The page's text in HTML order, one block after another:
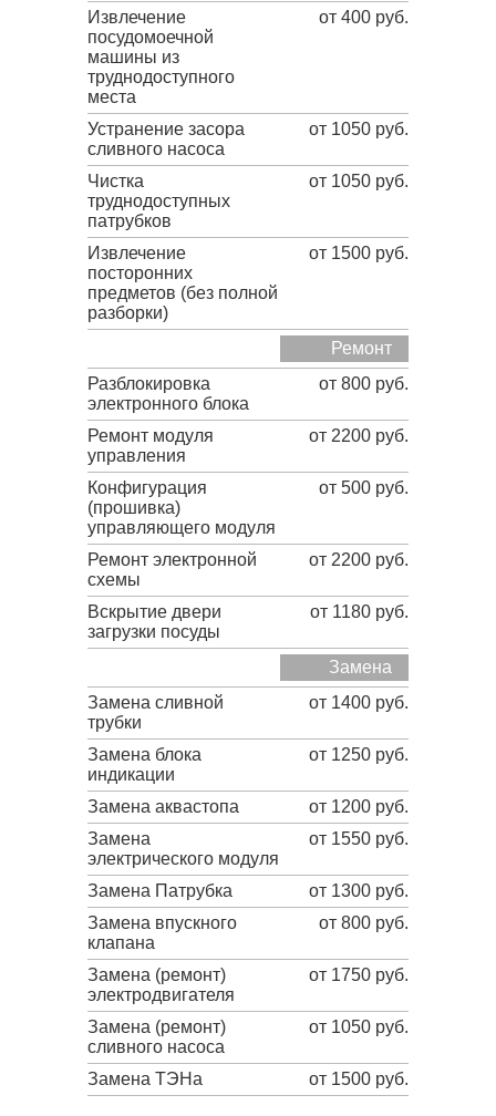
Извлечение
посудомоечной
машины из
труднодоступного
места
от 400 руб.
Устранение засора
сливного насоса
от 1050 руб.
Чистка
труднодоступных
патрубков
от 1050 руб.
Извлечение
посторонних
предметов (без полной
разборки)
от 1500 руб.
Ремонт
Разблокировка
электронного блока
от 800 руб.
Ремонт модуля
управления
от 2200 руб.
Конфигурация
(прошивка)
управляющего модуля
от 500 руб.
Ремонт электронной
схемы
от 2200 руб.
Вскрытие двери
загрузки посуды
от 1180 руб.
Замена
Замена сливной
трубки
от 1400 руб.
Замена блока
индикации
от 1250 руб.
Замена аквастопа
от 1200 руб.
Замена
электрического модуля
от 1550 руб.
Замена Патрубка
от 1300 руб.
Замена впускного
клапана
от 800 руб.
Замена (ремонт)
электродвигателя
от 1750 руб.
Замена (ремонт)
сливного насоса
от 1050 руб.
Замена ТЭНа от 1500 руб.